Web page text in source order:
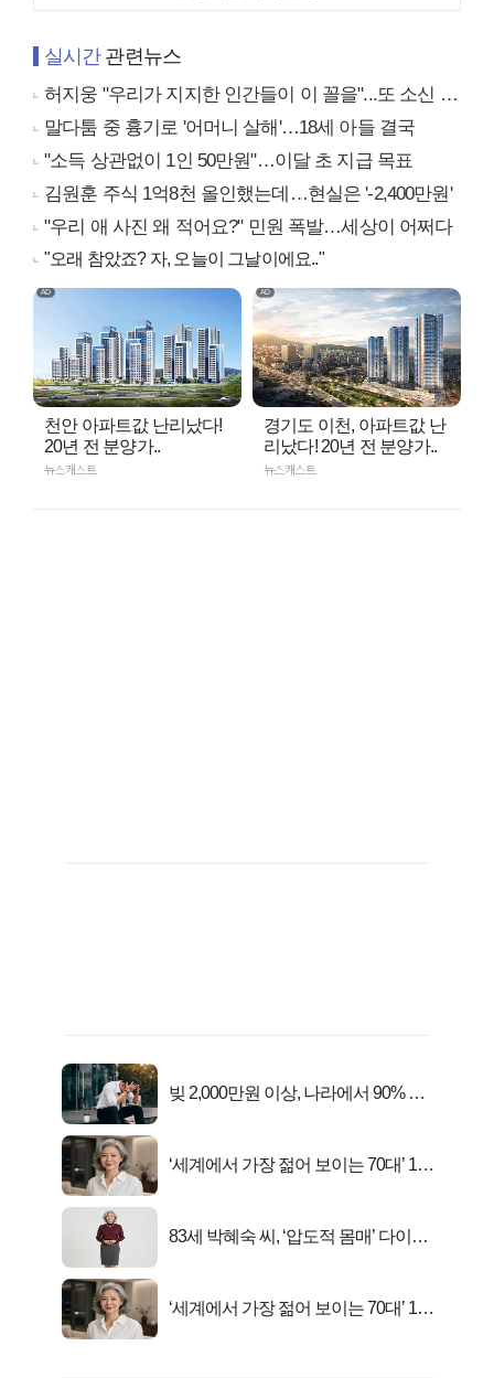
실시간관련뉴스
허지웅 "우리가 지지한 인간들이 이 꼴을"...또 소신 발언
말다툼 중 흉기로 '어머니 살해'…18세 아들 결국
"소득 상관없이 1인 50만원"…이달 초 지급 목표
김원훈 주식 1억8천 올인했는데…현실은 '-2,400만원'
"우리 애 사진 왜 적어요?" 민원 폭발…세상이 어쩌다
"오래 참았죠? 자, 오늘이 그날이에요.."
천안 아파트값 난리났다!
20년 전 분양가..
뉴스캐스트
경기도 이천, 아파트값 난
리났다! 20년 전 분양가..
뉴스캐스트
빚 2,000만원 이상, 나라에서 90% 갚
‘세계에서 가장 젊어 보이는 70대’ 1위
83세 박혜숙 씨, ‘압도적 몸매’ 다이어
‘세계에서 가장 젊어 보이는 70대’ 1위